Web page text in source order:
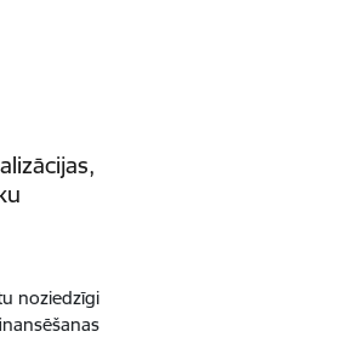
noziedzīgi